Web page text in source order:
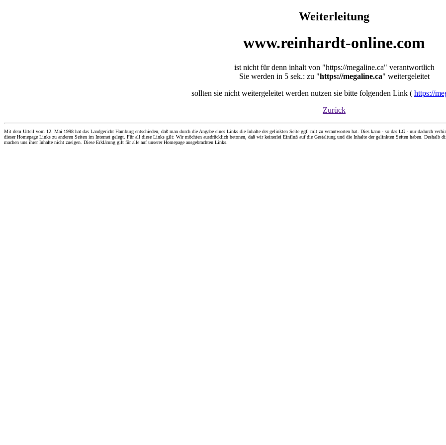
Weiterleitung
www.reinhardt-online.com
ist nicht für denn inhalt von "https://megaline.ca" verantwortlich
Sie werden in 5 sek.: zu "https://megaline.ca" weitergeleitet
sollten sie nicht weitergeleitet werden nutzen sie bitte folgenden Link ( https://
Zurück
Mit dem Urteil vom 12. Mai 1998 hat das Landgericht Hamburg entschieden, daß man durch die Angabe eines Links die Inhalte der gelinkten Seite ggf. mit zu verantworten hat. Dies kann - so das LG - nur dadurch
dieser Homepage Links zu anderen Seiten im Internet gelegt. Für all diese Links gilt: Wir möchten ausdrücklich betonen, daß wir keinerlei Einfluß auf die Gestaltung und die Inhalte der gelinkten Seiten haben. Deshalb
machen uns ihrer Inhalte nicht zueigen. Diese Erklärung gilt für alle auf unserer Homepage ausgebrachten Links.